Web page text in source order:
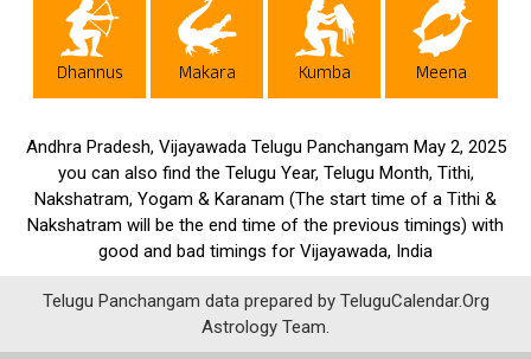
Dhannus Makara Kumba Meena
Andhra Pradesh, Vijayawada Telugu Panchangam May 2, 2025
you can also find the Telugu Year, Telugu Month, Tithi,
Nakshatram, Yogam & Karanam (The start time of a Tithi &
Nakshatram will be the end time of the previous timings) with
good and bad timings for Vijayawada, India
Telugu Panchangam data prepared by TeluguCalendar.Org
Astrology Team.